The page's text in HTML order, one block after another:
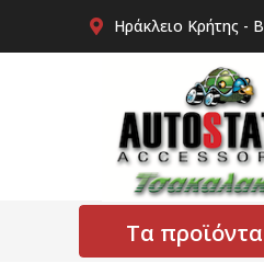
Ηράκλειο Κρήτης -
Τα